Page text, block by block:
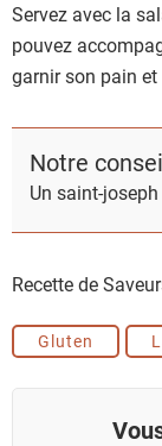
Servez avec la
pouvez
garnir son pain
Notre
Un saint-
Recette de
Gluten